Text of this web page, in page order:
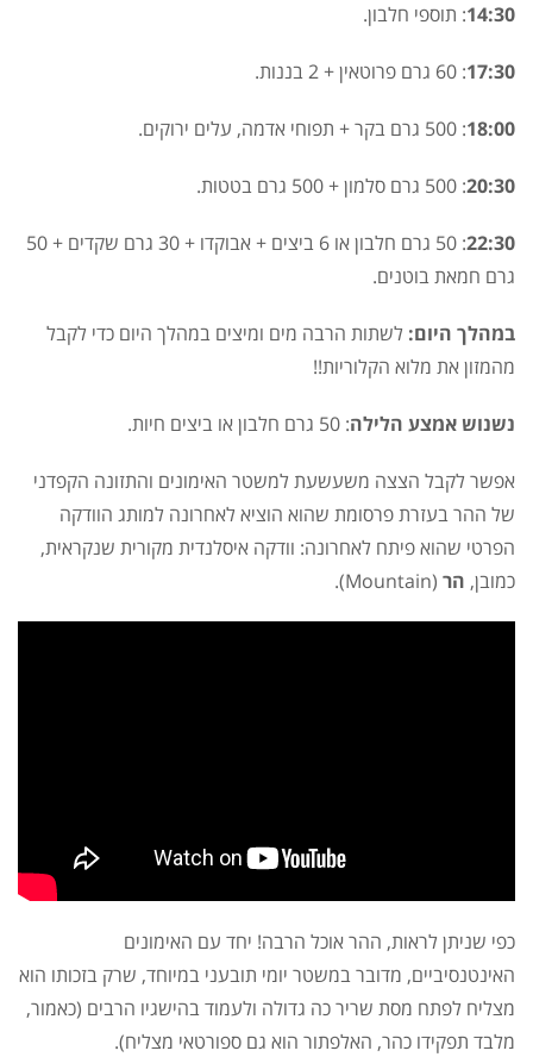
14:30: תוספי חלבון.
17:30: 60 גרם פרוטאין + 2 בננות.
18:00: 500 גרם בקר + תפוחי אדמה, עלים ירוקים.
20:30: 500 גרם סלמון + 500 גרם בטטות.
22:30
: 50 גרם חלבון או 6 ביצים + אבוקדו + 30 גרם שקדים + 50
גרם חמאת בוטנים.
במהלך היום: לשתות הרבה מים ומיצים במהלך היום כדי לקבל
מהמזון את מלוא הקלוריות!!
נשנוש אמצע הלילה: 50 גרם חלבון או ביצים חיות.
אפשר לקבל הצצה משעשעת למשטר האימונים והתזונה הקפדני
של ההר בעזרת פרסומת שהוא הוציא לאחרונה למותג הוודקה
הפרטי שהוא פיתח לאחרונה: וודקה איסלנדית מקורית שנקראית,
כמובן, הר (Mountain).
כפי שניתן לראות, ההר אוכל הרבה! יחד עם האימונים
האינטנסיביים, מדובר במשטר יומי תובעני במיוחד, שרק בזכותו הוא
מצליח לפתח מסת שריר כה גדולה ולעמוד בהישגיו הרבים (כאמור,
מלבד תפקידו כהר, האלפתור הוא גם ספורטאי מצליח).